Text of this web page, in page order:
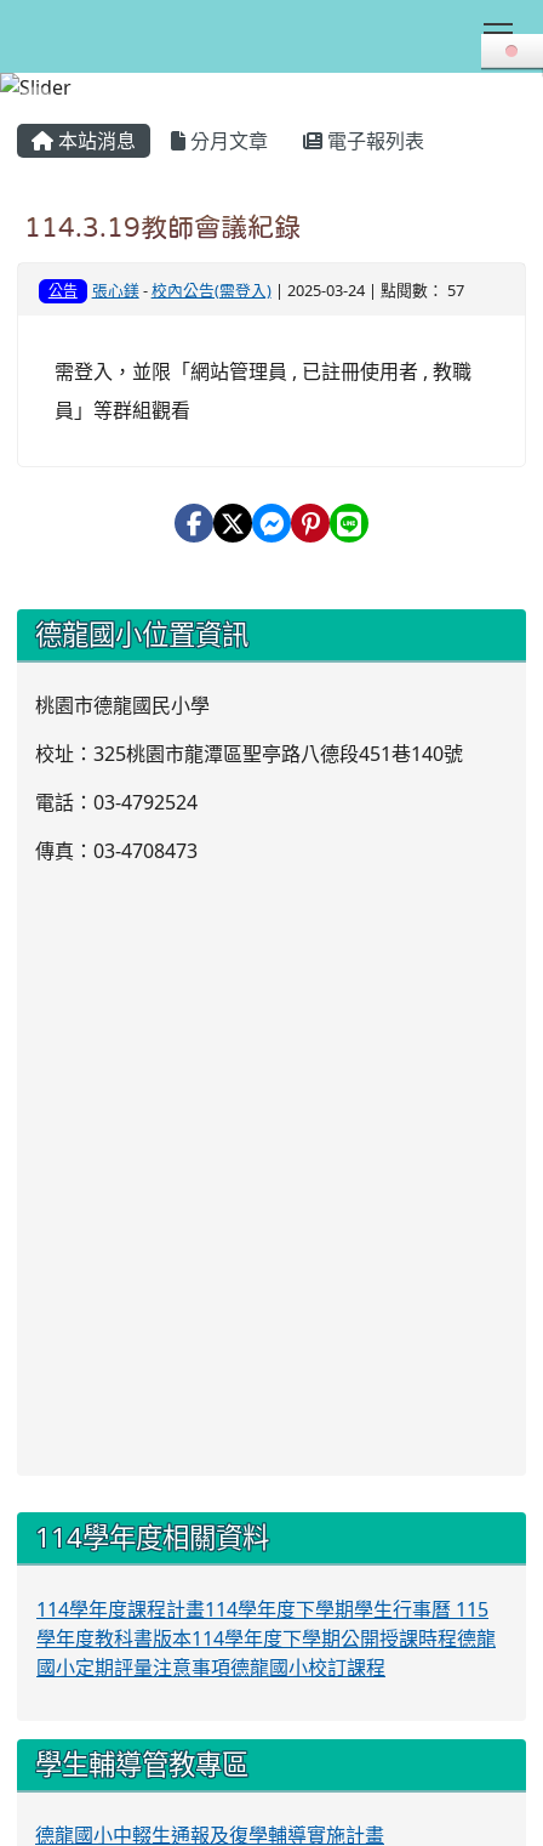
本站消息 分月文章 電子報列表
114.3.19教師會議紀錄
公告 張心鎂-校內公告(需登入)| 2025-03-24 | 點閱數： 57
需登入，並限「網站管理員 , 已註冊使用者 , 教職
員」等群組觀看
::: 德龍國小位置資訊
桃園市德龍國民小學
校址：325桃園市龍潭區聖亭路八德段451巷140號
電話：03-4792524
傳真：03-4708473
::: 114學年度相關資料
114學年度課程計畫114學年度下學期學生行事曆 115
學年度教科書版本114學年度下學期公開授課時程德龍
國小定期評量注意事項德龍國小校訂課程
學生輔導管教專區
德龍國小中輟生通報及復學輔導實施計畫